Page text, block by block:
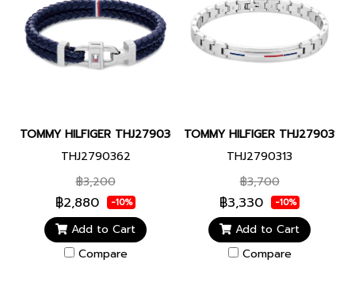
TOMMY HILFIGER THJ2790362 CARABINER MEN BRACELET
THJ2790362
฿3,200
฿2,880 -10%
Add to Cart
Compare
TOMMY HILFIGER THJ2790313
THJ2790313
฿3,700
฿3,330 -10%
Add to Cart
Compare